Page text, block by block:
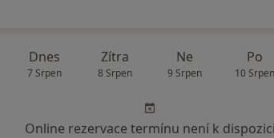
Dnes
7 Srpen
Zítra
8 Srpen
Ne
9 Srpen
Po
10 Srpen
Online rezervace termínu není k dispozici